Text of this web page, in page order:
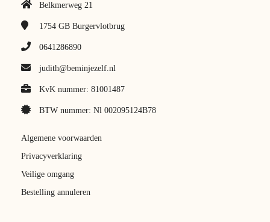
Belkmerweg 21
1754 GB Burgervlotbrug
0641286890
judith@beminjezelf.nl
KvK nummer: 81001487
BTW nummer: Nl 002095124B78
Algemene voorwaarden
Privacyverklaring
Veilige omgang
Bestelling annuleren